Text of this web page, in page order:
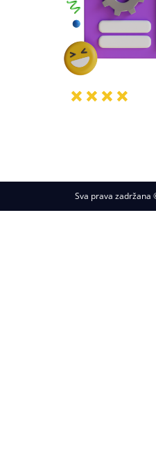
Sva prava zadržana